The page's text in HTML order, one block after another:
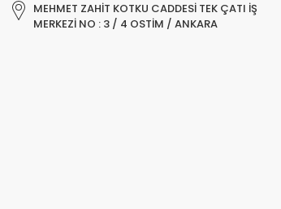
MEHMET ZAHİT KOTKU CADDESİ TEK ÇATI İŞ
MERKEZİ NO : 3 / 4 OSTİM / ANKARA